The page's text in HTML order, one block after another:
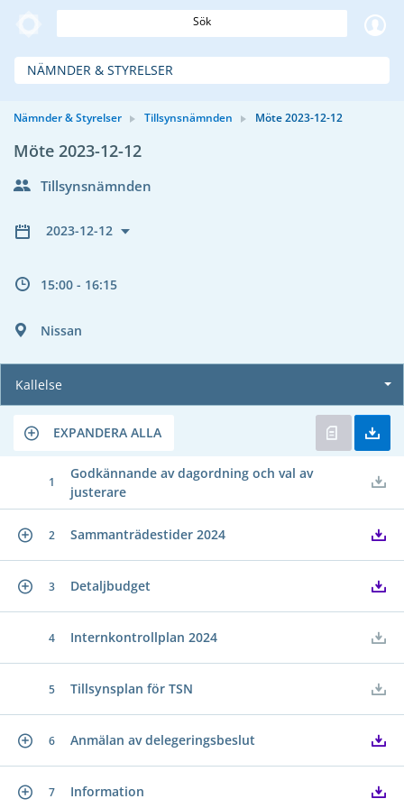
Sök
NÄMNDER & STYRELSER
Nämnder & Styrelser Tillsynsnämnden Möte 2023-12-12
Möte 2023-12-12
Tillsynsnämnden
2023-12-12
15:00 - 16:15
Nissan
Kallelse
EXPANDERA ALLA
1
Godkännande av dagordning och val av
justerare
2 Sammanträdestider 2024
3 Detaljbudget
4 Internkontrollplan 2024
5 Tillsynsplan för TSN
6 Anmälan av delegeringsbeslut
7 Information